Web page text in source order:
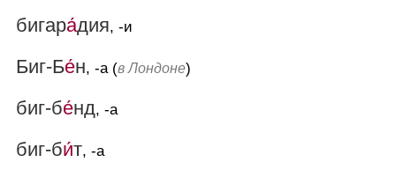
бигара́дия, -и
Биг-Бе́н, -а (в Лондоне)
биг-бе́нд, -а
биг-би́т, -а